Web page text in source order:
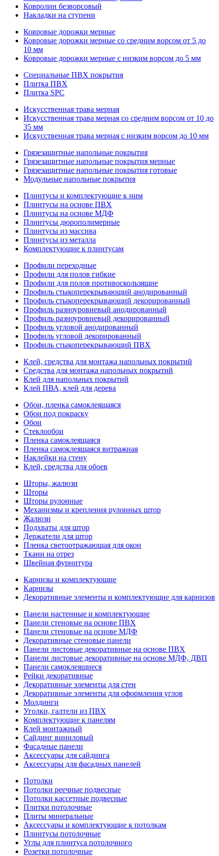
Ковролин безворсовый
Накладки на ступени
Ковровые дорожки мерные
Ковровые дорожки мерные со средним ворсом от 5 до
10 мм
Ковровые дорожки мерные с низким ворсом до 5 мм
Специальные ПВХ покрытия
Плитка ПВХ
Плитка SPC
Искуccтвенная трава мерная
Искусственная трава мерная со средним ворсом от 10 до
35 мм
Искусственная трава мерная с низким ворсом до 10 мм
Грязезащитные напольные покрытия
Грязезащитные напольные покрытия мерные
Грязезащитные напольные покрытия готовые
Модульные напольные покрытия
Плинтусы и комплектующие к ним
Плинтусы на основе ПВХ
Плинтусы на основе МДФ
Плинтусы дюрополимерные
Плинтусы из массива
Плинтусы из металла
Комплектующие к плинтусам
Профили переходные
Профили для полов гибкие
Профили для полов противоскользящие
Профиль стыкоперекрывающий анодированный
Профиль стыкоперекрывающий декорированный
Профиль разноуровневый анодированный
Профиль разноуровневый декорированный
Профиль угловой анодированный
Профиль угловой декорированный
Профиль стыкоперекрывающий ПВХ
Клей, средства для монтажа напольных покрытий
Средства для монтажа напольных покрытий
Клей для напольных покрытий
Клей ПВА, клей для дерева
Обои, пленка самоклеящаяся
Обои под покраску
Обои
Стеклообои
Пленка самоклеящаяся
Пленка самоклеящаяся витражная
Наклейки на стену
Клей, средства для обоев
Шторы, жалюзи
Шторы
Шторы рулонные
Механизмы и крепления рулонных штор
Жалюзи
Подхваты для штор
Держатели для штор
Пленка светоотражающая для окон
Ткани на отрез
Швейная фурнитура
Карнизы и комплектующие
Карнизы
Декоративные элементы и комплектующие для карнизов
Панели настенные и комплектующие
Панели стеновые на основе ПВХ
Панели стеновые на основе МДФ
Декоративные стеновые панели
Панели листовые декоративные на основе ПВХ
Панели листовые декоративные на основе МДФ, ДВП
Панели самоклеящиеся
Рейки декоративные
Декоративные элементы для стен
Декоративные элементы для оформления углов
Молдинги
Уголки, галтели из ПВХ
Комплектующие к панелям
Клей монтажный
Сайдинг виниловый
Фасадные панели
Аксессуары для сайдинга
Аксессуары для фасадных панелей
Потолки
Потолки реечные подвесные
Потолки кассетные подвесные
Плитки потолочные
Плиты минеральные
Аксессуары и комплектующие к потолкам
Плинтусы потолочные
Углы для плинтуса потолочного
Розетки потолочные